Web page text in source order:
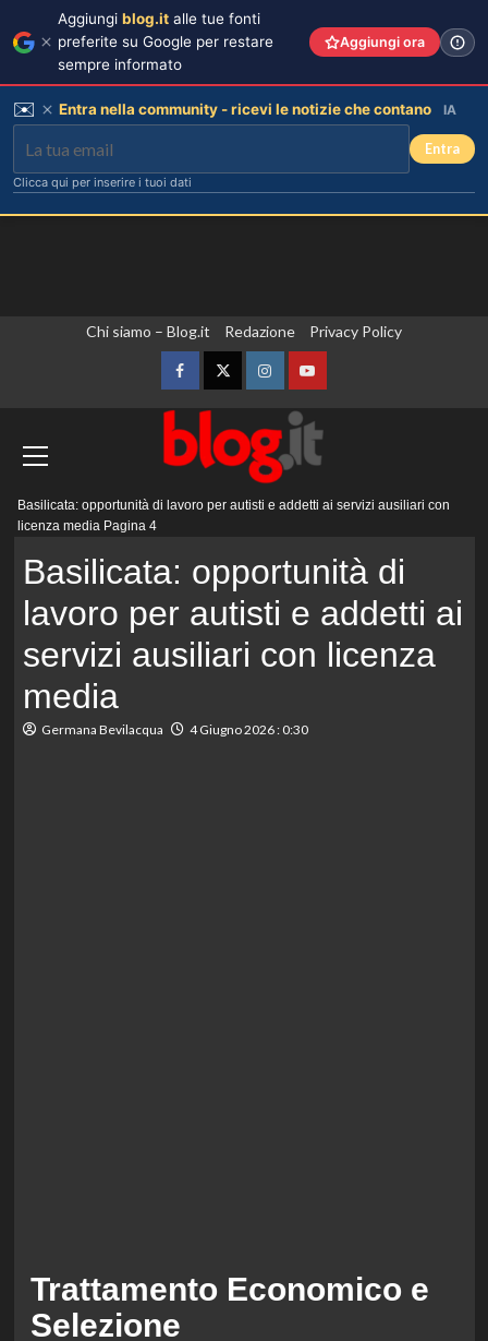
Chi siamo – Blog.it Redazione Privacy Policy
FacebookTwitterInstagramYouTube
principale
Basilicata: opportunità di lavoro per autisti e addetti ai servizi ausiliari con
licenza media Pagina 4
Basilicata: opportunità di
lavoro per autisti e addetti ai
servizi ausiliari con licenza
media
Germana Bevilacqua 4 Giugno 2026 : 0:30
Trattamento Economico e
Selezione
Aggiungi blog.it alle tue fonti
preferite su Google per restare
sempre informato
Aggiungi ora
✉️ Entra nella community - ricevi le notizie che contano IA
Entra
Clicca qui per inserire i tuoi dati